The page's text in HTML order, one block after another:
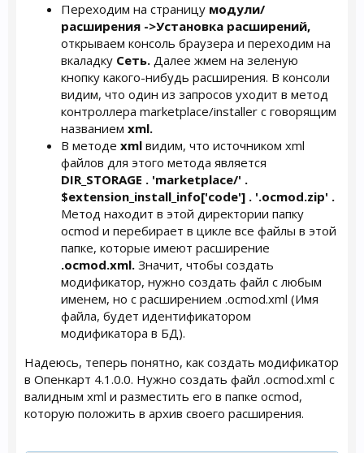
Переходим на страницу модули/
расширения ->Установка расширений,
открываем консоль браузера и переходим на
вкаладку Сеть. Далее жмем на зеленую
кнопку какого-нибудь расширения. В консоли
видим, что один из запросов уходит в метод
контроллера marketplace/installer с говорящим
названием xml.
В методе xml видим, что источником xml
файлов для этого метода является
DIR_STORAGE . 'marketplace/' .
$extension_install_info['code'] . '.ocmod.zip' .
Метод находит в этой директории папку
ocmod и перебирает в цикле все файлы в этой
папке, которые имеют расширение
.ocmod.xml. Значит, чтобы создать
модификатор, нужно создать файл с любым
именем, но с расширением .ocmod.xml (Имя
файла, будет идентификатором
модификатора в БД).
Надеюсь, теперь понятно, как создать модификатор
в Опенкарт 4.1.0.0. Нужно создать файл .ocmod.xml с
валидным xml и разместить его в папке ocmod,
которую положить в архив своего расширения.